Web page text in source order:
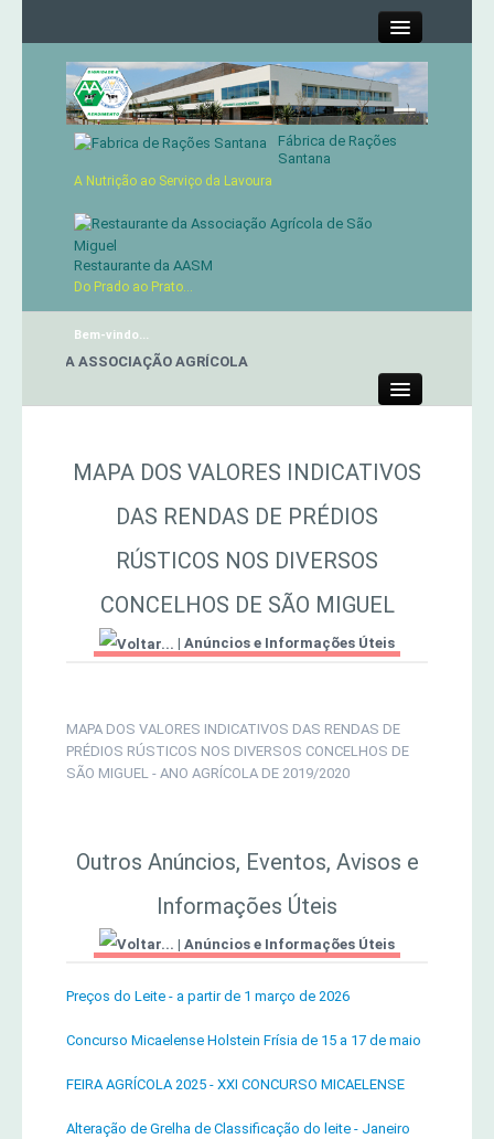
Contactos
Serviços
Publicações AASM
Fábrica de Rações
Santana
A Nutrição ao Serviço da Lavoura
Restaurante da AASM
Do Prado ao Prato...
Bem-vindo...
DA ASSOCIAÇÃO AGRÍCOLA
MERCADO AGRÍCOLA DE SANTANA
MAPA DOS VALORES INDICATIVOS
DAS RENDAS DE PRÉDIOS
RÚSTICOS NOS DIVERSOS
CONCELHOS DE SÃO MIGUEL
| Anúncios e Informações Úteis
MAPA DOS VALORES INDICATIVOS DAS RENDAS DE
PRÉDIOS RÚSTICOS NOS DIVERSOS CONCELHOS DE
SÃO MIGUEL - ANO AGRÍCOLA DE 2019/2020
Outros Anúncios, Eventos, Avisos e
Informações Úteis
| Anúncios e Informações Úteis
Preços do Leite - a partir de 1 março de 2026
Concurso Micaelense Holstein Frísia de 15 a 17 de maio
FEIRA AGRÍCOLA 2025 - XXI CONCURSO MICAELENSE
Alteração de Grelha de Classificação do leite - Janeiro